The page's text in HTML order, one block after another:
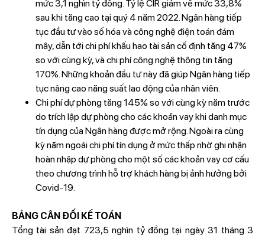
mức 3,1 nghìn tỷ đồng. Tỷ lệ CIR giảm về mức 33,8%
sau khi tăng cao tại quý 4 năm 2022. Ngân hàng tiếp
tục đầu tư vào số hóa và công nghệ điện toán đám
mây, dẫn tới chi phí khấu hao tài sản cố định tăng 47%
so với cùng kỳ, và chi phí công nghệ thông tin tăng
170%. Những khoản đầu tư này đã giúp Ngân hàng tiếp
tục nâng cao năng suất lao động của nhân viên.
Chi phí dự phòng tăng 145% so với cùng kỳ năm trước
do trích lập dự phòng cho các khoản vay khi danh mục
tín dụng của Ngân hàng được mở rộng. Ngoài ra cùng
kỳ năm ngoái chi phí tín dụng ở mức thấp nhờ ghi nhận
hoàn nhập dự phòng cho một số các khoản vay cơ cấu
theo chương trình hỗ trợ khách hàng bị ảnh hưởng bởi
Covid-19.
BẢNG CÂN ĐỐI KẾ TOÁN
Tổng tài sản đạt 723,5 nghìn tỷ đồng tại ngày 31 tháng 3